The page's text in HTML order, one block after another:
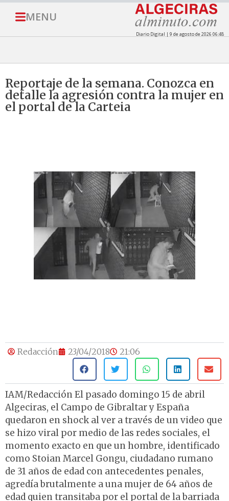
MENU
Diario Digital | 9 de agosto de 2026 06:48
Reportaje de la semana. Conozca en
detalle la agresión contra la mujer en
el portal de la Carteia
Redacción 23/04/2018 21:06
IAM/Redacción El pasado domingo 15 de abril
Algeciras, el Campo de Gibraltar y España
quedaron en shock al ver a través de un video que
se hizo viral por medio de las redes sociales, el
momento exacto en que un hombre, identificado
como Stoian Marcel Gongu, ciudadano rumano
de 31 años de edad con antecedentes penales,
agredía brutalmente a una mujer de 64 años de
edad quien transitaba por el portal de la barriada